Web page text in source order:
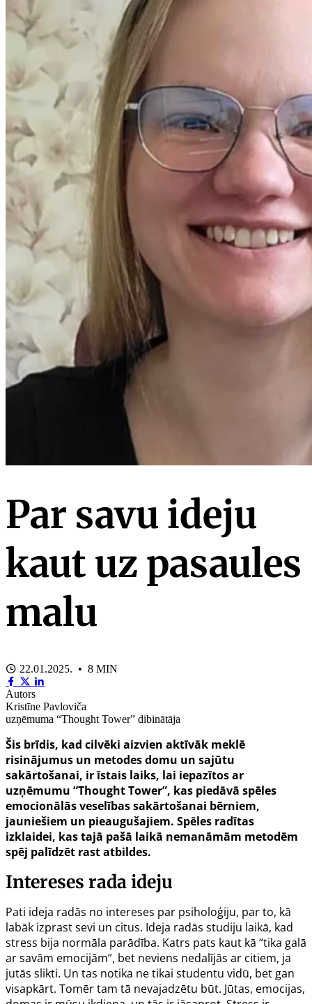
Par savu ideju
kaut uz pasaules
malu
22.01.2025. • 8 MIN
Autors
Kristīne Pavloviča
uzņēmuma “Thought Tower” dibinātāja
Šis brīdis, kad cilvēki aizvien aktīvāk meklē
risinājumus un metodes domu un sajūtu
sakārtošanai, ir īstais laiks, lai iepazītos ar
uzņēmumu “Thought Tower”, kas piedāvā spēles
emocionālās veselības sakārtošanai bērniem,
jauniešiem un pieaugušajiem. Spēles radītas
izklaidei, kas tajā pašā laikā nemanāmām metodēm
spēj palīdzēt rast atbildes.
Intereses rada ideju
Pati ideja radās no intereses par psiholoģiju, par to, kā
labāk izprast sevi un citus. Ideja radās studiju laikā, kad
stress bija normāla parādība. Katrs pats kaut kā “tika galā
ar savām emocijām”, bet neviens nedalījās ar citiem, ja
jutās slikti. Un tas notika ne tikai studentu vidū, bet gan
visapkārt. Tomēr tam tā nevajadzētu būt. Jūtas, emocijas,